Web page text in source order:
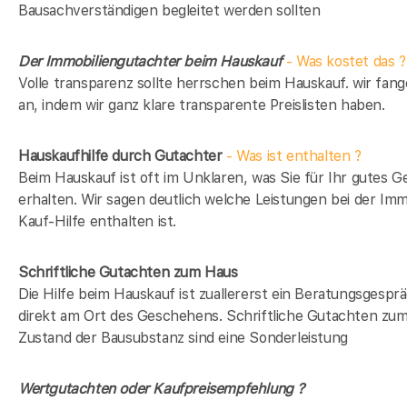
Bausachverständigen begleitet werden sollten
Der Immobiliengutachter beim Hauskauf- Was kostet das ?
Volle transparenz sollte herrschen beim Hauskauf. wir
an, indem wir ganz klare transparente Preislisten haben.
Hauskaufhilfe durch Gutachter- Was ist enthalten ?
Beim Hauskauf ist oft im Unklaren, was Sie für Ihr gutes
erhalten. Wir sagen deutlich welche Leistungen bei der
Kauf-Hilfe enthalten ist.
Schriftliche Gutachten zum Haus
Die Hilfe beim Hauskauf ist zuallererst ein
direkt am Ort des Geschehens. Schriftliche Gutachten
Zustand der Bausubstanz sind eine Sonderleistung
Wertgutachten oder Kaufpreisempfehlung ?